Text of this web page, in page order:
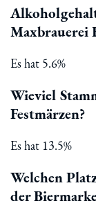
Maxbrauerei
Es hat 5.6%
Wieviel
Festmärzen?
Es hat 13.5%
Welchen
der